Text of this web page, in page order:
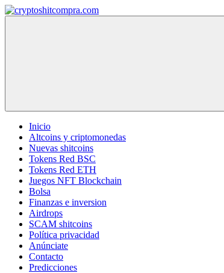
Saltar
al
Inicio
Altcoins y criptomonedas
Nuevas shitcoins
Tokens Red BSC
Tokens Red ETH
Juegos NFT Blockchain
Bolsa
Finanzas e inversion
Airdrops
SCAM shitcoins
Política privacidad
Anúnciate
Contacto
Predicciones